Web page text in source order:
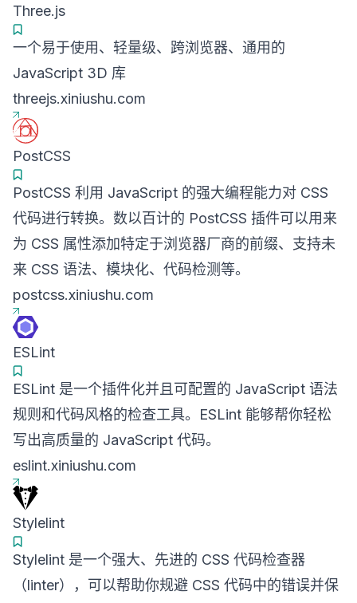
Three.js
一个易于使用、轻量级、跨浏览器、通用的
JavaScript 3D 库
threejs.xiniushu.com
PostCSS
PostCSS 利用 JavaScript 的强大编程能力对 CSS
代码进行转换。数以百计的 PostCSS 插件可以用来
为 CSS 属性添加特定于浏览器厂商的前缀、支持未
来 CSS 语法、模块化、代码检测等。
postcss.xiniushu.com
ESLint
ESLint 是一个插件化并且可配置的 JavaScript 语法
规则和代码风格的检查工具。ESLint 能够帮你轻松
写出高质量的 JavaScript 代码。
eslint.xiniushu.com
Stylelint
Stylelint 是一个强大、先进的 CSS 代码检查器
（linter），可以帮助你规避 CSS 代码中的错误并保